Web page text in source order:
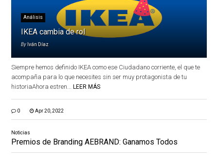
Análisis
IKEA cambia de rol
By Iván Díaz
Siempre hemos definido IKEA como ese Ciudadano corriente, el que te
acompaña para lo que necesites sin ser muy protagonista de tu
historiaAhora estren...
LEER MÁS
0 Apr 20, 2022
Noticias
Premios de Branding AEBRAND: Ganamos Todos